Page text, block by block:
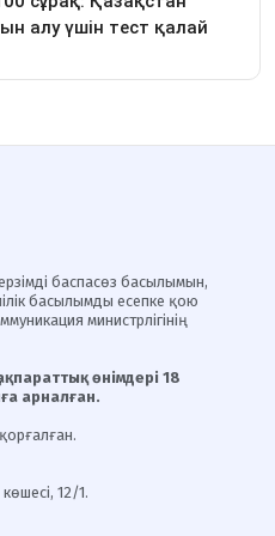
баспасөз басылымын,
басылымды есепке қою
министрлігінің
өнімдері 18
арналған.
12/1.